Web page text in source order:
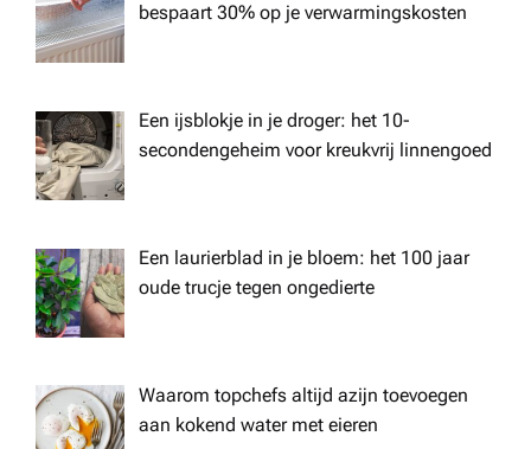
bespaart 30% op je verwarmingskosten
Een ijsblokje in je droger: het 10-
secondengeheim voor kreukvrij linnengoed
Een laurierblad in je bloem: het 100 jaar
oude trucje tegen ongedierte
Waarom topchefs altijd azijn toevoegen
aan kokend water met eieren